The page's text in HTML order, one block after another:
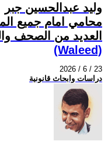
وليد عبدالحسين جبر
محامي امام جميع
العديد من الصحف
(Waleed)
2026 / 6 / 23
دراسات وابحاث قانونية